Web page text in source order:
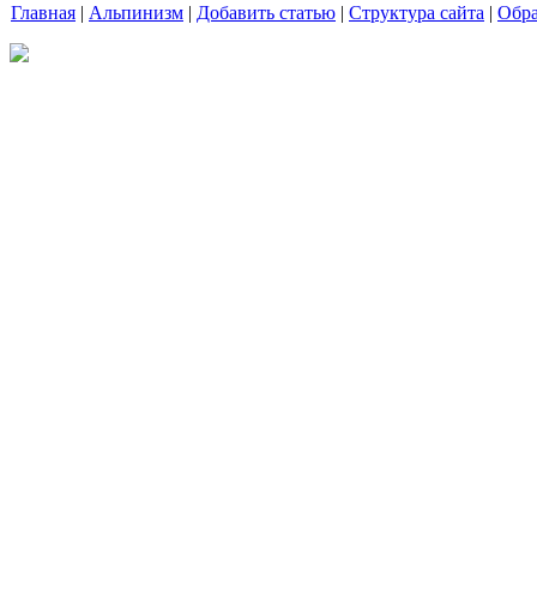
Главная | Альпинизм | Добавить статью | Структура сайта |